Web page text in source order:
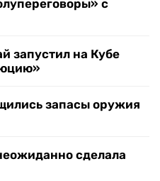
с
запустил на Кубе
запасы оружия
сделала